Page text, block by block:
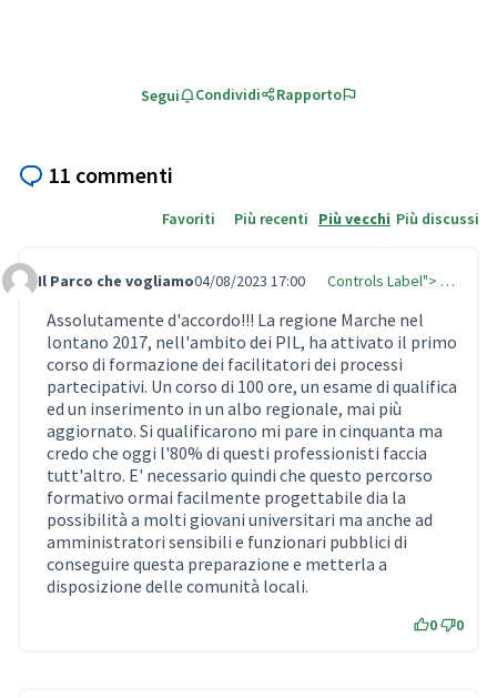
Segui Condividi Rapporto
11 commenti
Favoriti Più recenti Più vecchi Più discussi
Comment Label
Il Parco che vogliamo04/08/2023 17:00 Controls Label"> …
Assolutamente d'accordo!!! La regione Marche nel
lontano 2017, nell'ambito dei PIL, ha attivato il primo
corso di formazione dei facilitatori dei processi
partecipativi. Un corso di 100 ore, un esame di qualifica
ed un inserimento in un albo regionale, mai più
aggiornato. Si qualificarono mi pare in cinquanta ma
credo che oggi l'80% di questi professionisti faccia
tutt'altro. E' necessario quindi che questo percorso
formativo ormai facilmente progettabile dia la
possibilità a molti giovani universitari ma anche ad
amministratori sensibili e funzionari pubblici di
conseguire questa preparazione e metterla a
disposizione delle comunità locali.
0 0